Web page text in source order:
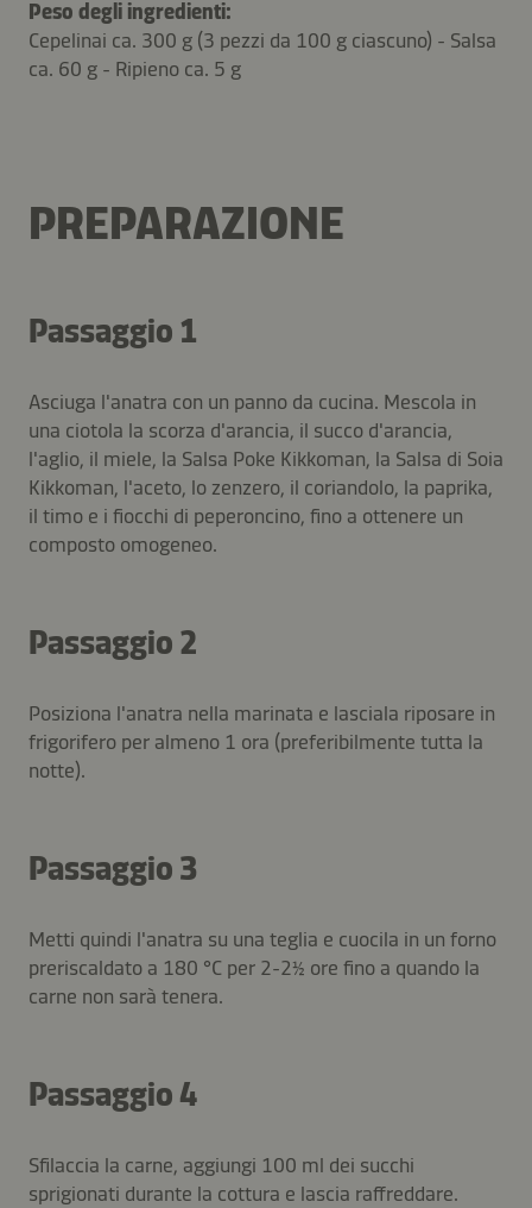
Peso degli ingredienti:
Cepelinai ca. 300 g (3 pezzi da 100 g ciascuno) - Salsa
ca. 60 g - Ripieno ca. 5 g
PREPARAZIONE
Passaggio 1
Asciuga l'anatra con un panno da cucina. Mescola in
una ciotola la scorza d'arancia, il succo d'arancia,
l'aglio, il miele, la Salsa Poke Kikkoman, la Salsa di Soia
Kikkoman, l'aceto, lo zenzero, il coriandolo, la paprika,
il timo e i fiocchi di peperoncino, fino a ottenere un
composto omogeneo.
Passaggio 2
Posiziona l'anatra nella marinata e lasciala riposare in
frigorifero per almeno 1 ora (preferibilmente tutta la
notte).
Passaggio 3
Metti quindi l'anatra su una teglia e cuocila in un forno
preriscaldato a 180 °C per 2-2½ ore fino a quando la
carne non sarà tenera.
Passaggio 4
Sfilaccia la carne, aggiungi 100 ml dei succhi
sprigionati durante la cottura e lascia raffreddare.